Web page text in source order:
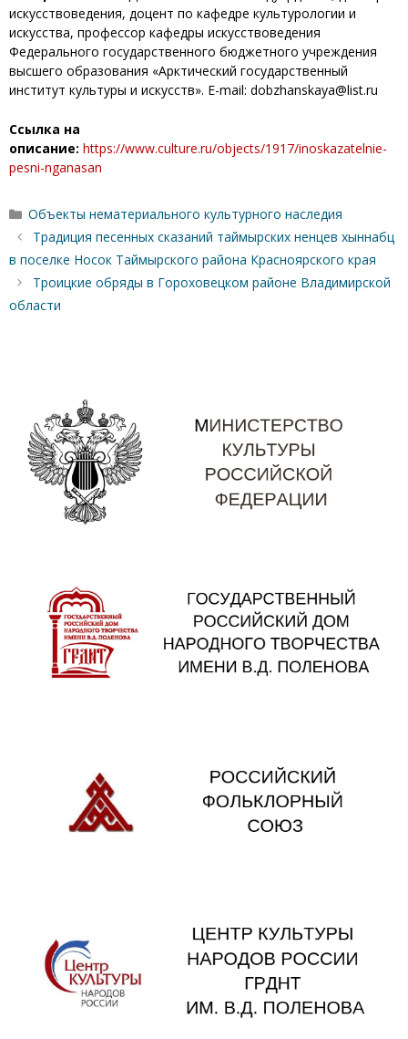
искусствоведения, доцент по кафедре культурологии и
искусства, профессор кафедры искусствоведения
Федерального государственного бюджетного учреждения
высшего образования «Арктический государственный
институт культуры и искусств». E-mail: dobzhanskaya@list.ru
Ссылка на
описание: https://www.culture.ru/objects/1917/inoskazatelnie-
pesni-nganasan
Рубрики
Объекты нематериального культурного наследия
Традиция песенных сказаний таймырских ненцев хыннабц
в поселке Носок Таймырского района Красноярского края
Троицкие обряды в Гороховецком районе Владимирской
области